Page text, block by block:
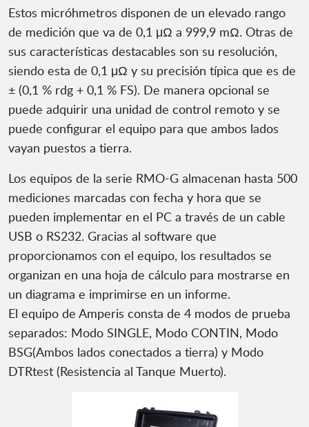
Estos micróhmetros disponen de un elevado rango
de medición que va de 0,1 μΩ a 999,9 mΩ. Otras de
sus características destacables son su resolución,
siendo esta de 0,1 μΩ y su precisión típica que es de
± (0,1 % rdg + 0,1 % FS). De manera opcional se
puede adquirir una unidad de control remoto y se
puede configurar el equipo para que ambos lados
vayan puestos a tierra.
Los equipos de la serie RMO-G almacenan hasta 500
mediciones marcadas con fecha y hora que se
pueden implementar en el PC a través de un cable
USB o RS232. Gracias al software que
proporcionamos con el equipo, los resultados se
organizan en una hoja de cálculo para mostrarse en
un diagrama e imprimirse en un informe.
El equipo de Amperis consta de 4 modos de prueba
separados: Modo SINGLE, Modo CONTIN, Modo
BSG(Ambos lados conectados a tierra) y Modo
DTRtest (Resistencia al Tanque Muerto).